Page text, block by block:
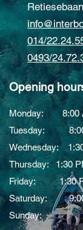
014/
0493/
Opening
Monday: 8:00
Tuesday: 8:00
Wednesday:
Thursday: 1:30
Friday: 1:30
Saturday: 9:00
Sunday: